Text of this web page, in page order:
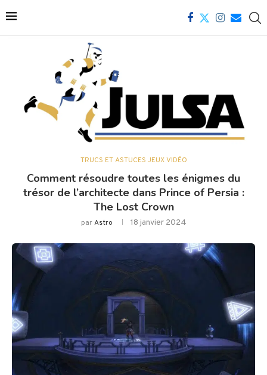
TRUCS ET ASTUCES JEUX VIDÉO
Comment résoudre toutes les énigmes du
trésor de l’architecte dans Prince of Persia :
The Lost Crown
parAstro 18 janvier 2024